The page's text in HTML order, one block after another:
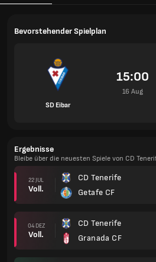
Bevorstehender Spielplan
SD Eibar
15:00
16 Aug
Ergebnisse
Bleibe über die neuesten Spiele von CD
22 JUL
Voll.
CD Tenerife
Getafe CF
04 DEZ
Voll.
CD Tenerife
Granada CF